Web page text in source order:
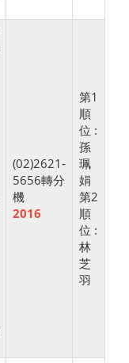
(02)2621-
5656轉分
機
2016
第1
順
位 :
孫
珮
娟
第2
順
位 :
林
芝
羽